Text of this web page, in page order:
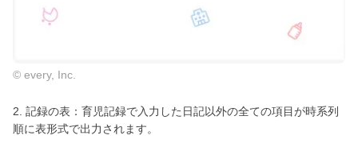
© every, Inc.
2. 記録の表：育児記録で入力した日記以外の全ての項目が時系列
順に表形式で出力されます。